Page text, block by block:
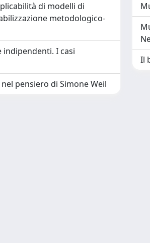
di modelli di
metodologico-
I casi
pensiero di Simone Weil
Il